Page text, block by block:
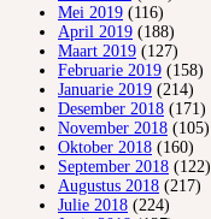
Mei 2019 (116)
April 2019 (188)
Maart 2019 (127)
Februarie 2019 (158)
Januarie 2019 (214)
Desember 2018 (171)
November 2018 (105)
Oktober 2018 (160)
September 2018 (122)
Augustus 2018 (217)
Julie 2018 (224)